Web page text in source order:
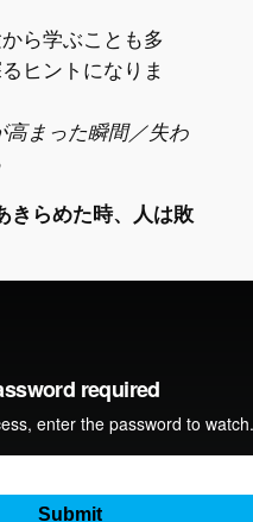
ら学ぶことも多
ヒントになりま
高まった瞬間／失わ
らめた時、人は敗